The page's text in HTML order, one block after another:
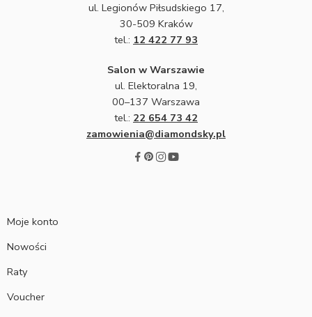
ul. Legionów Piłsudskiego 17,
30-509 Kraków
tel.: 12 422 77 93
Salon w Warszawie
ul. Elektoralna 19,
00–137 Warszawa
tel.: 22 654 73 42
zamowienia@diamondsky.pl
Moje konto
Nowości
Raty
Voucher